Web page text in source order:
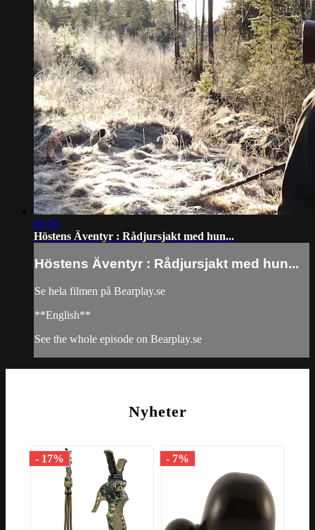
00:56
Höstens Äventyr : Rådjursjakt med hun...
Höstens Äventyr : Rådjursjakt med hun...
Se hela filmen på Bearplay.se
**English**
See the whole episode on Bearplay.se
Nyheter
- 17% - 7%